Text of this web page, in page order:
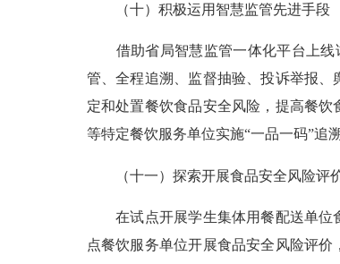
（十）积极运用智慧监管先进手段
借助省局智慧监管一体化平台上线
管、全程追溯、监督抽验、投诉举报
定和处置餐饮食品安全风险，提高餐
等特定餐饮服务单位实施“一品一码”追
（十一）探索开展食品安全风险评
在试点开展学生集体用餐配送单位食
点餐饮服务单位开展食品安全风险评